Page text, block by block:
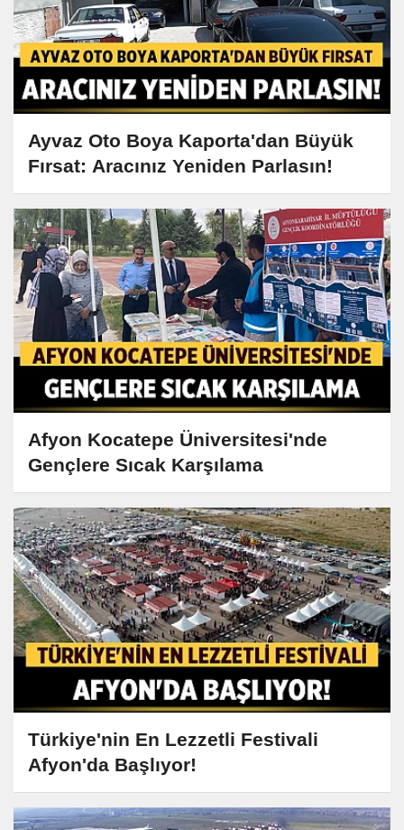
Ayvaz Oto Boya Kaporta'dan Büyük
Fırsat: Aracınız Yeniden Parlasın!
Afyon Kocatepe Üniversitesi'nde
Gençlere Sıcak Karşılama
Türkiye'nin En Lezzetli Festivali
Afyon'da Başlıyor!